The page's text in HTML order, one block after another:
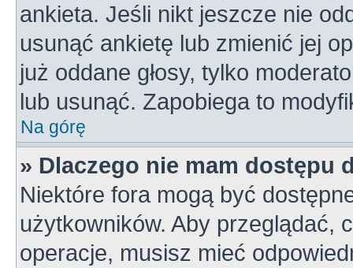
ankieta. Jeśli nikt jeszcze nie
usunąć ankietę lub zmienić jej
już oddane głosy, tylko
lub usunąć. Zapobiega to
Na górę
» Dlaczego nie mam dostępu
Niektóre fora mogą być
użytkowników. Aby przeglądać,
operacje, musisz mieć